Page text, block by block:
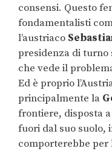
consensi. Questo
fondamentalisti
l’austriaco
presidenza di turno
che vede il
Ed è proprio
principalmente la
frontiere, disposta
fuori dal suo suolo,
comporterebbe per